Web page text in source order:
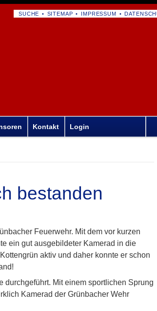
NAVIGATION
SUCHE SITEMAP IMPRESSUM
überspringen
Kontakt Login
bestanden
Feuerwehr. Mit dem vor kurzen
ein gut ausgebildeter Kamerad in die
aktiv und daher konnte er schon
durchgeführt. Mit einem sportlichen Sprung
Kamerad der Grünbacher Wehr